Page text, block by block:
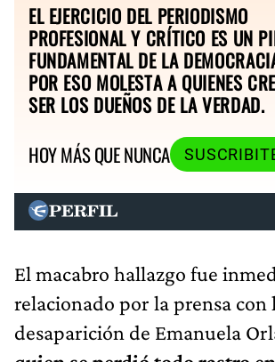
EL EJERCICIO DEL PERIODISMO
PROFESIONAL Y CRÍTICO ES UN
FUNDAMENTAL DE LA
POR ESO MOLESTA A QUIENES
SER LOS DUEÑOS DE LA VERDAD.
HOY MÁS QUE NUNCA
El macabro hallazgo fue
relacionado por la prensa con
desaparición de Emanuela